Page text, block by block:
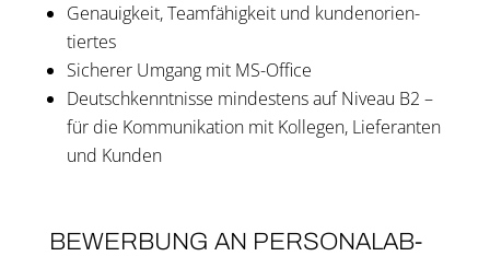
Genau­ig­keit, Team­fä­hig­keit und kun­den­ori­en­
tier­tes
Siche­rer Umgang mit MS-Office
Deutsch­kennt­nis­se min­des­tens auf Niveau B2 –
für die Kom­mu­ni­ka­ti­on mit Kol­le­gen, Lie­fe­ran­ten
und Kunden
BEWER­BUNG AN PER­SO­NAL­AB­